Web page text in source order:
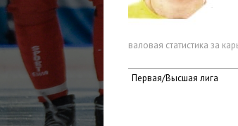
валовая статистика за
Первая/Высшая лига